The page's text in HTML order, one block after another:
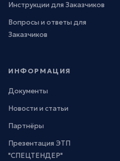
Инструкции для Заказчиков
Вопросы и ответы для
Заказчиков
ИНФОРМАЦИЯ
Документы
Новости и статьи
Партнёры
Презентация ЭТП
"СПЕЦТЕНДЕР"